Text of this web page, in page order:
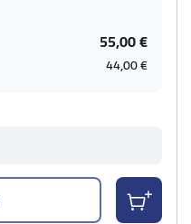
55,00 €
44,00 €